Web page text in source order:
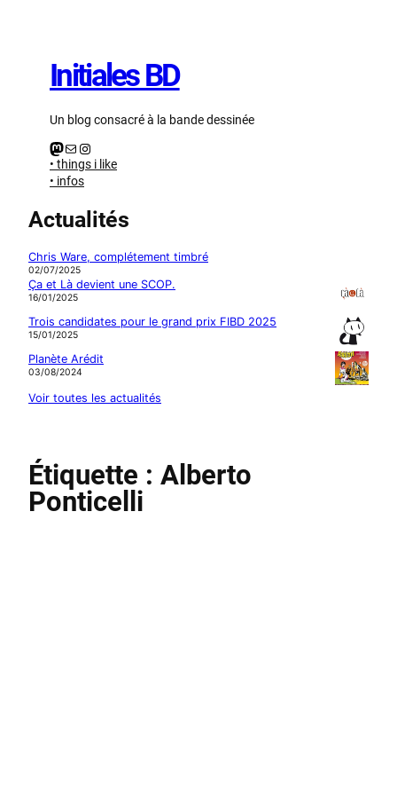
Initiales BD
Un blog consacré à la bande dessinée
Mastodon E-mail Instagram
• things i like
• infos
Actualités
Chris Ware, complétement timbré
02/07/2025
Ça et Là devient une SCOP.
16/01/2025
Trois candidates pour le grand prix FIBD 2025
15/01/2025
Planète Arédit
03/08/2024
Voir toutes les actualités
Étiquette : Alberto
Ponticelli